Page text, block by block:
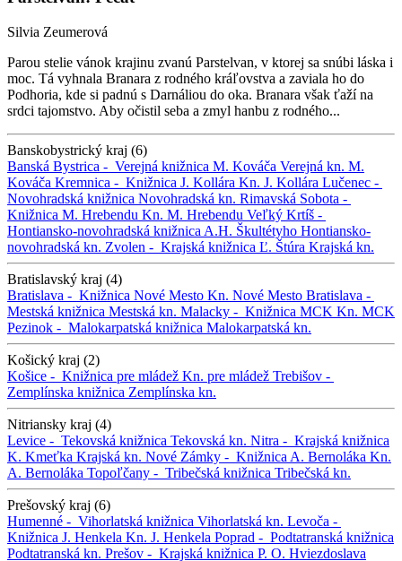
Silvia Zeumerová
Parou stelie vánok krajinu zvanú Parstelvan, v ktorej sa snúbi láska i
moc. Tá vyhnala Branara z rodného kráľovstva a zaviala ho do
Podhoria, kde si padnú s Darnáliou do oka. Branara však ťaží na
srdci tajomstvo. Aby očistil seba a zmyl hanbu z rodného...
Banskobystrický kraj (6)
Banská Bystrica - Verejná knižnica M. Kováča Verejná kn. M.
Kováča Kremnica - Knižnica J. Kollára Kn. J. Kollára Lučenec -
Novohradská knižnica Novohradská kn. Rimavská Sobota -
Knižnica M. Hrebendu Kn. M. Hrebendu Veľký Krtíš -
Hontiansko-novohradská knižnica A.H. Škultétyho Hontiansko-
novohradská kn. Zvolen - Krajská knižnica Ľ. Štúra Krajská kn.
Bratislavský kraj (4)
Bratislava - Knižnica Nové Mesto Kn. Nové Mesto Bratislava -
Mestská knižnica Mestská kn. Malacky - Knižnica MCK Kn. MCK
Pezinok - Malokarpatská knižnica Malokarpatská kn.
Košický kraj (2)
Košice - Knižnica pre mládež Kn. pre mládež Trebišov -
Zemplínska knižnica Zemplínska kn.
Nitriansky kraj (4)
Levice - Tekovská knižnica Tekovská kn. Nitra - Krajská knižnica
K. Kmeťka Krajská kn. Nové Zámky - Knižnica A. Bernoláka Kn.
A. Bernoláka Topoľčany - Tribečská knižnica Tribečská kn.
Prešovský kraj (6)
Humenné - Vihorlatská knižnica Vihorlatská kn. Levoča -
Knižnica J. Henkela Kn. J. Henkela Poprad - Podtatranská knižnica
Podtatranská kn. Prešov - Krajská knižnica P. O. Hviezdoslava